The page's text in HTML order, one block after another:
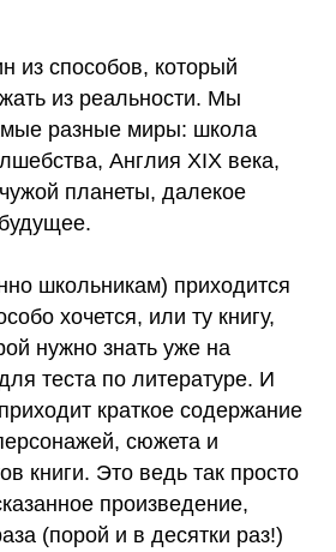
из способов, который
из реальности. Мы
разные миры: школа
Англия ХIХ века,
планеты, далекое
школьникам) приходится
хочется, или ту книгу,
нужно знать уже на
теста по литературе. И
краткое содержание
сюжета и
книги. Это ведь так просто
произведение,
(порой и в десятки раз!)